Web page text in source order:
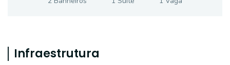
Infraestrutura